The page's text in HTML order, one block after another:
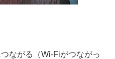
ながる（Wi-Fiがつながっ